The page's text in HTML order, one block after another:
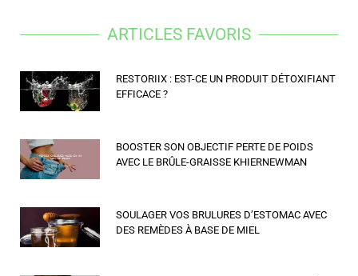
ARTICLES FAVORIS
RESTORIIX : EST-CE UN PRODUIT DÉTOXIFIANT
EFFICACE ?
BOOSTER SON OBJECTIF PERTE DE POIDS
AVEC LE BRÛLE-GRAISSE KHIERNEWMAN
SOULAGER VOS BRULURES D’ESTOMAC AVEC
DES REMÈDES À BASE DE MIEL